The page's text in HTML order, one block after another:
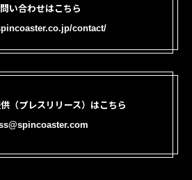
い合わせはこちら
contact/
（プレスリリース）はこちら